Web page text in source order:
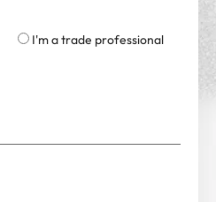
I'm a trade professional